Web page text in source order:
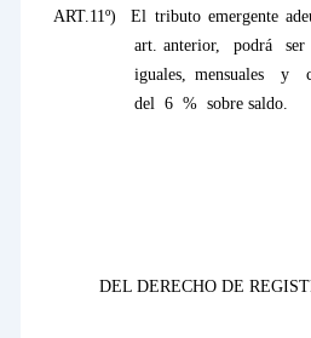
ART.11º)
El tributo emergente
art. anterior,
podrá ser
iguales, mensuales
y
del 6 % sobre saldo.
DEL DERECHO DE